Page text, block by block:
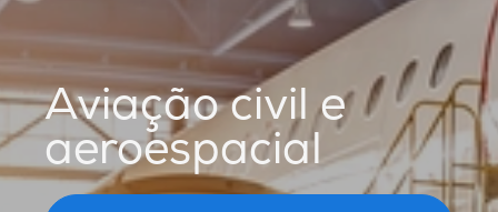
Aviação civil e
aeroespacial